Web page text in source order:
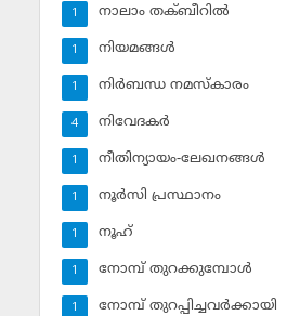
നാലാം തക്ബീറില്‍
1
നിയമങ്ങള്‍
1
നിര്‍ബന്ധ നമസ്‌കാരം
1
നിവേദകര്‍
4
നീതിന്യായം-ലേഖനങ്ങള്‍
1
നൂര്‍സി പ്രസ്ഥാനം
1
നൂഹ്‌
1
നോമ്പ് തുറക്കുമ്പോള്‍
1
നോമ്പ് തുറപ്പിച്ചവര്‍ക്കായി
1